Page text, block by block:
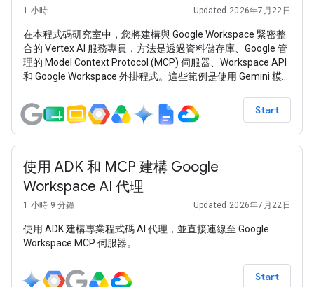
1 小時 Updated 2026年7月22日
在本程式碼研究室中，您將建構與 Google Workspace 緊密整
合的 Vertex AI 服務專員，方法是透過資料儲存庫、Google 管
理的 Model Context Protocol (MCP) 伺服器、Workspace API
和 Google Workspace 外掛程式。這些範例是使用 Gemini 模
Kit (ADK) 和 Google Cloud 建構而成。
Start
使用 ADK 和 MCP 建構 Google
Workspace AI 代理
1 小時 9 分鐘 Updated 2026年7月22日
使用 ADK 建構專業程式碼 AI 代理，並直接連線至 Google
Workspace MCP 伺服器。
Start